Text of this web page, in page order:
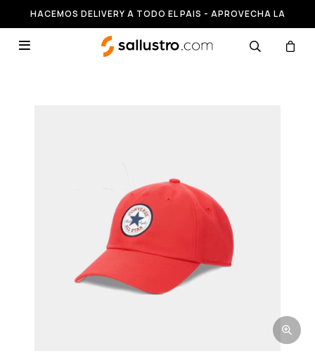
HACEMOS DELIVERY A TODO EL PAIS - APROVECHA LA
RUNNING HASTA 50% OFF
